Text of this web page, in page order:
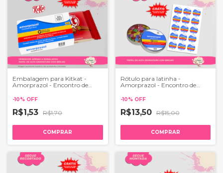
Embalagem para Kitkat -
Amorprazol - Encontro de
-10% OFF
R$1,53 R$1,70
COMPRAR
Rótulo para latinha -
Amorprazol - Encontro de
-10% OFF
R$13,50 R$15,00
COMPRAR